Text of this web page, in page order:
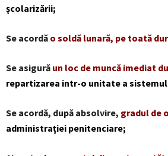
şcolarizării;
Se acordă o soldă lunară, pe toată
Se asigură un loc de muncă imediat
repartizarea intr-o unitate a
Se acordă, după absolvire, gradul de
administraţiei penitenciare;